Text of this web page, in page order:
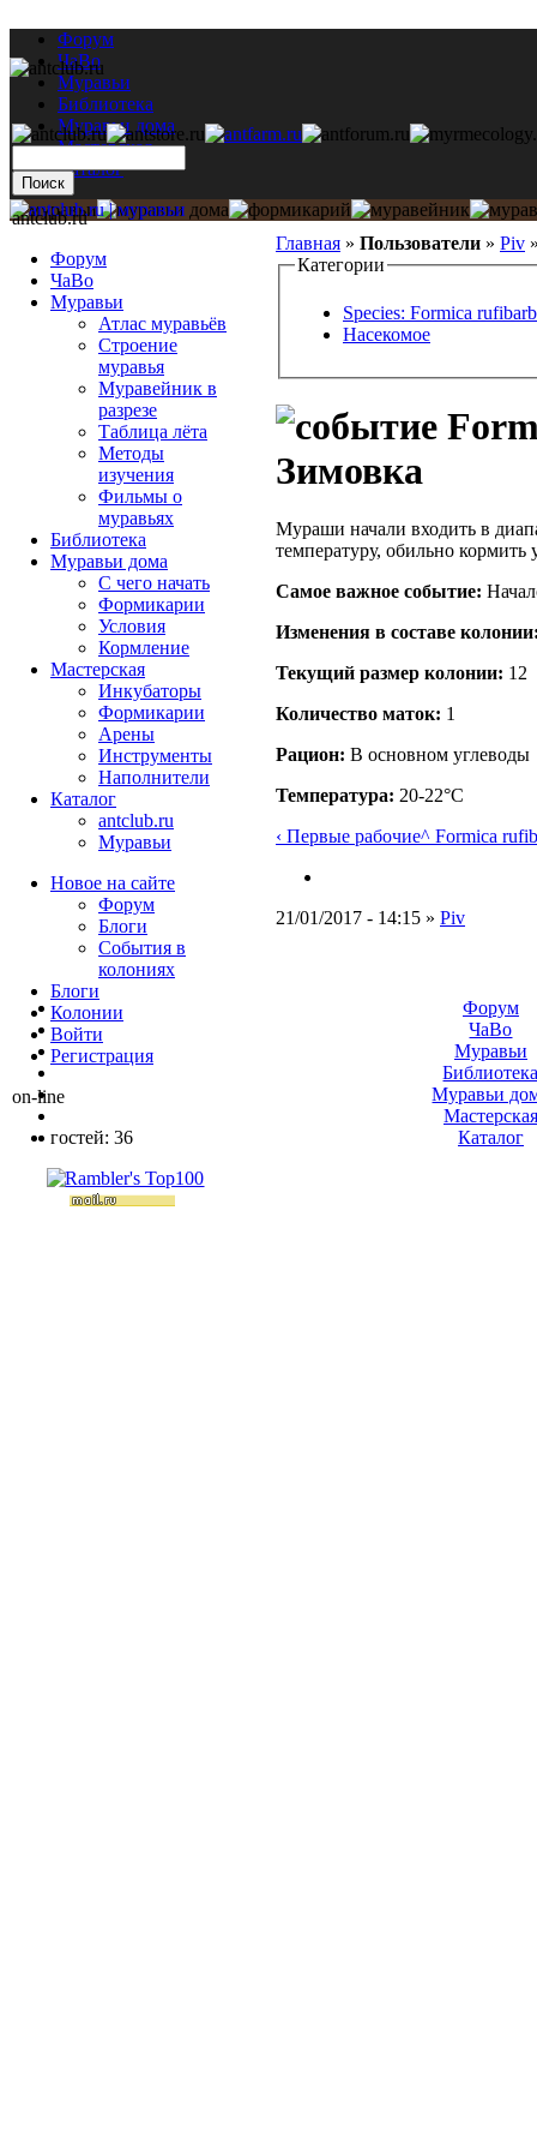
Форум
ЧаВо
Муравьи
Библиотека
Муравьи дома
Мастерская
Каталог
Главная » Пользователи » Piv
Категории
Species: Formica
Насекомое
Зимовка
Мураши начали входить в
температуру, обильно кормить
Самое важное событие:
Изменения в составе
Текущий размер кoлонии: 12
Количество маток: 1
Рацион: В основном углеводы
Температура: 20-22°C
‹ Первые рабочие^ Formica
21/01/2017 - 14:15 » Piv
antclub.ru
Форум
ЧаВо
Муравьи
Атлас муравьёв
Строение
муравья
Муравейник в
разрезе
Таблица лёта
Методы
изучения
Фильмы о
муравьях
Библиотека
Муравьи дома
С чего начать
Формикарии
Условия
Кормление
Мастерская
Инкубаторы
Формикарии
Арены
Инструменты
Наполнители
Каталог
antclub.ru
Муравьи
Новое на сайте
Форум
Блоги
События в
колониях
Блоги
Колонии
Войти
Peгиcтpaция
on-line
гостей: 36
Форум
ЧаВо
Муравьи
Муравьи
Мастерская
Каталог